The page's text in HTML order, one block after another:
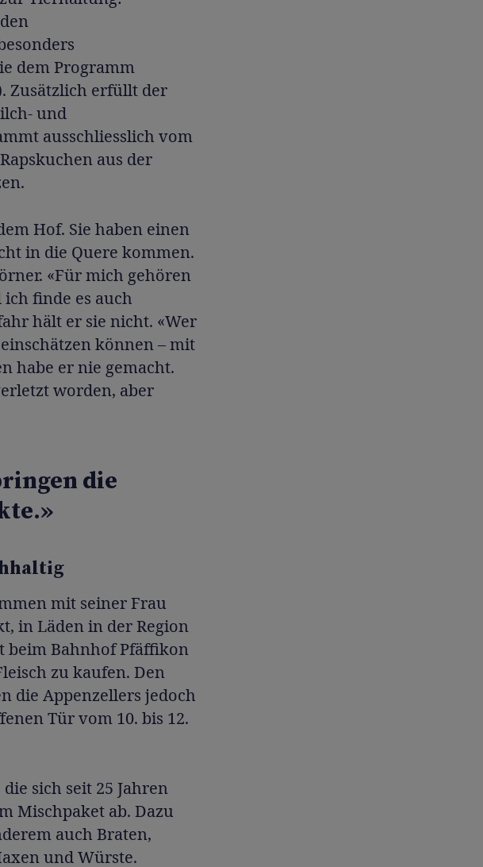
dem Programm
Zusätzlich erfüllt der
und
ausschliesslich vom
aus der
Hof. Sie haben einen
in die Quere kommen.
«Für mich gehören
finde es auch
hält er sie nicht. «Wer
können – mit
habe er nie gemacht.
worden, aber
die
mit seiner Frau
in Läden in der Region
beim Bahnhof Pfäffikon
zu kaufen. Den
die Appenzellers jedoch
Tür vom 10. bis 12.
sich seit 25 Jahren
Mischpaket ab. Dazu
auch Braten,
und Würste.